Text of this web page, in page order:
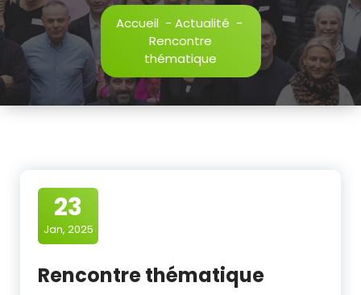
Accueil- Actualité -
Rencontre
thématique
23
Jan, 2025
Rencontre thématique